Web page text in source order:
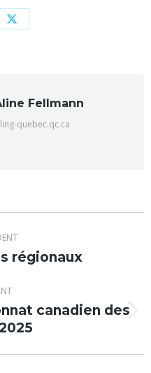
Partager
Fellmann
quebec.qc.ca
régionaux
canadien des